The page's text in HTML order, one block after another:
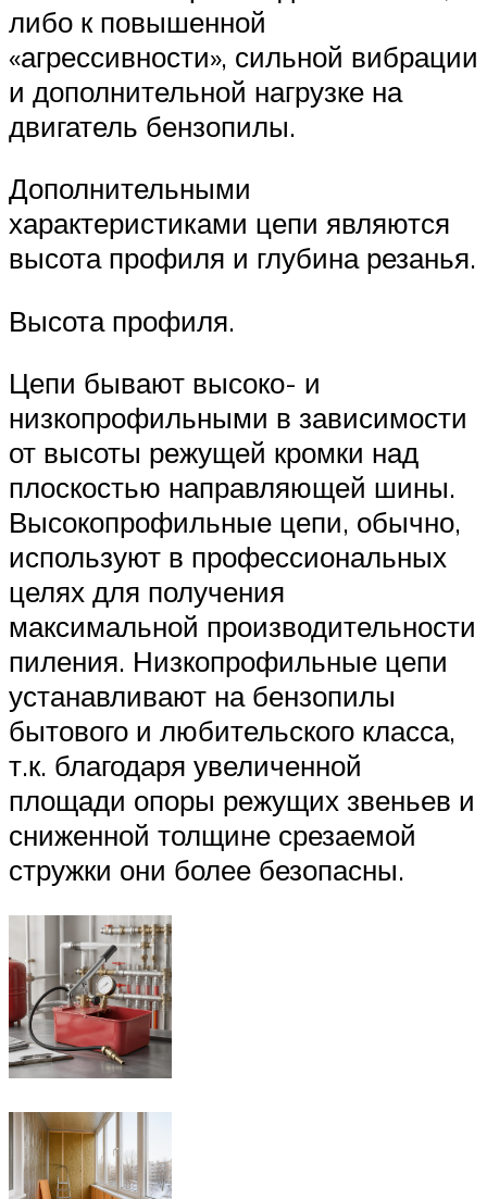
либо к повышенной
«агрессивности», сильной вибрации
и дополнительной нагрузке на
двигатель бензопилы.
Дополнительными
характеристиками цепи являются
высота профиля и глубина резанья.
Высота профиля.
Цепи бывают высоко- и
низкопрофильными в зависимости
от высоты режущей кромки над
плоскостью направляющей шины.
Высокопрофильные цепи, обычно,
используют в профессиональных
целях для получения
максимальной производительности
пиления. Низкопрофильные цепи
устанавливают на бензопилы
бытового и любительского класса,
т.к. благодаря увеличенной
площади опоры режущих звеньев и
сниженной толщине срезаемой
стружки они более безопасны.